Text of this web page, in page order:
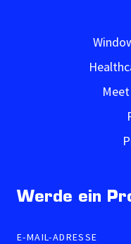
Werde ein
E-MAIL-ADRESSE